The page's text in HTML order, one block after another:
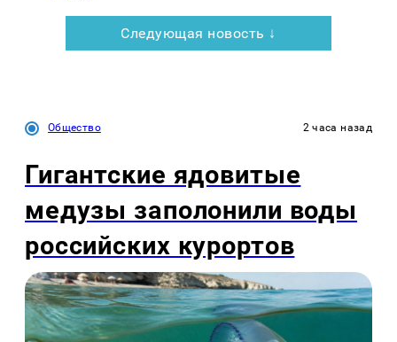
Следующая новость ↓
Общество 2 часа назад
Гигантские ядовитые
медузы заполонили воды
российских курортов